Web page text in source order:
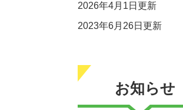
2026年4月1日更新
2023年6月26日更新
お知らせ